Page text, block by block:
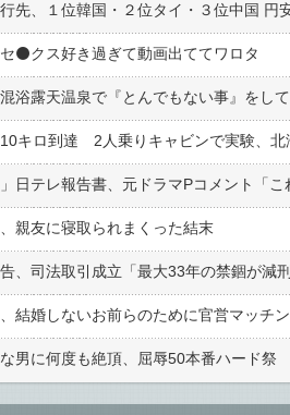
先、１位韓国・２位タイ・３位中国 円
⚫️クス好き過ぎて動画出ててワロタ
浴露天温泉で『とんでもない事』をし
キロ到達 2人乗りキャビンで実験、北
親友に寝取られまくった結末
、司法取引成立「最大33年の禁錮が減
、結婚しないお前らのために官営マッチ
男に何度も絶頂、屈辱50本番ハード祭